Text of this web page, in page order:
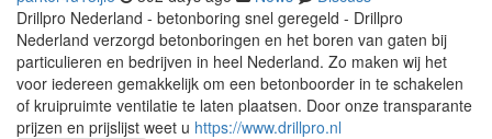
Drillpro Nederland - betonboring snel geregeld - Drillpro
Nederland verzorgd betonboringen en het boren van gaten bij
particulieren en bedrijven in heel Nederland. Zo maken wij het
voor iedereen gemakkelijk om een betonboorder in te schakelen
of kruipruimte ventilatie te laten plaatsen. Door onze transparante
prijzen en prijslijst weet u https://www.drillpro.nl